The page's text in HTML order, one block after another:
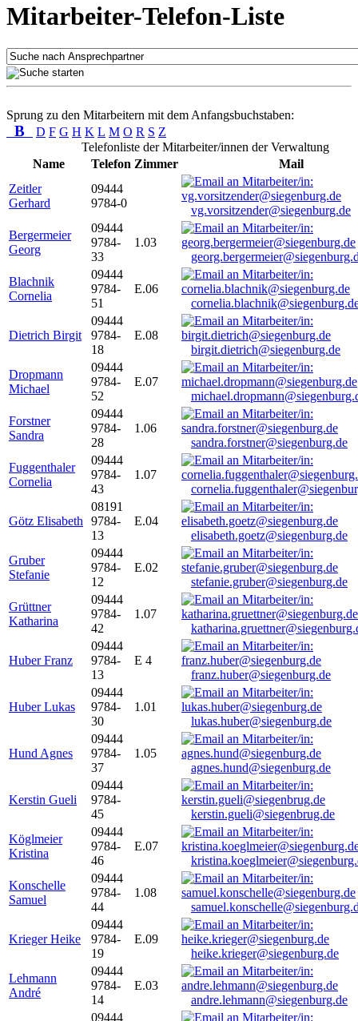
Mitarbeiter-Telefon-Liste
Sprung zu den Mitarbeitern mit dem Anfangsbuchstaben:
B D F G H K L M O R S Z
Telefonliste der Mitarbeiter/innen der Verwaltung
Name
Telefon Zimmer
Mail
Zeitler
Gerhard
09444
9784-0
vg.vorsitzender@siegenburg.de
Bergermeier
Georg
09444
9784-
33
1.03
Blachnik
Cornelia
09444
9784-
51
E.06
Dietrich Birgit
09444
9784-
18
E.08
birgit.dietrich@siegenburg.de
Dropmann
Michael
09444
9784-
52
E.07
Forstner
Sandra
09444
9784-
28
1.06
sandra.forstner@siegenburg.de
Fuggenthaler
Cornelia
09444
9784-
43
1.07
Götz Elisabeth
08191
9784-
13
E.04
elisabeth.goetz@siegenburg.de
Gruber
Stefanie
09444
9784-
12
E.02
stefanie.gruber@siegenburg.de
Grüttner
Katharina
09444
9784-
42
1.07
Huber Franz
09444
9784-
13
E 4
franz.huber@siegenburg.de
Huber Lukas
09444
9784-
30
1.01
lukas.huber@siegenburg.de
Hund Agnes
09444
9784-
37
1.05
agnes.hund@siegenburg.de
Kerstin Gueli
09444
9784-
45
kerstin.gueli@siegenbrug.de
Köglmeier
Kristina
09444
9784-
46
E.07
Konschelle
Samuel
09444
9784-
44
1.08
Krieger Heike
09444
9784-
19
E.09
heike.krieger@siegenburg.de
Lehmann
André
09444
9784-
14
E.03
andre.lehmann@siegenburg.de
09444